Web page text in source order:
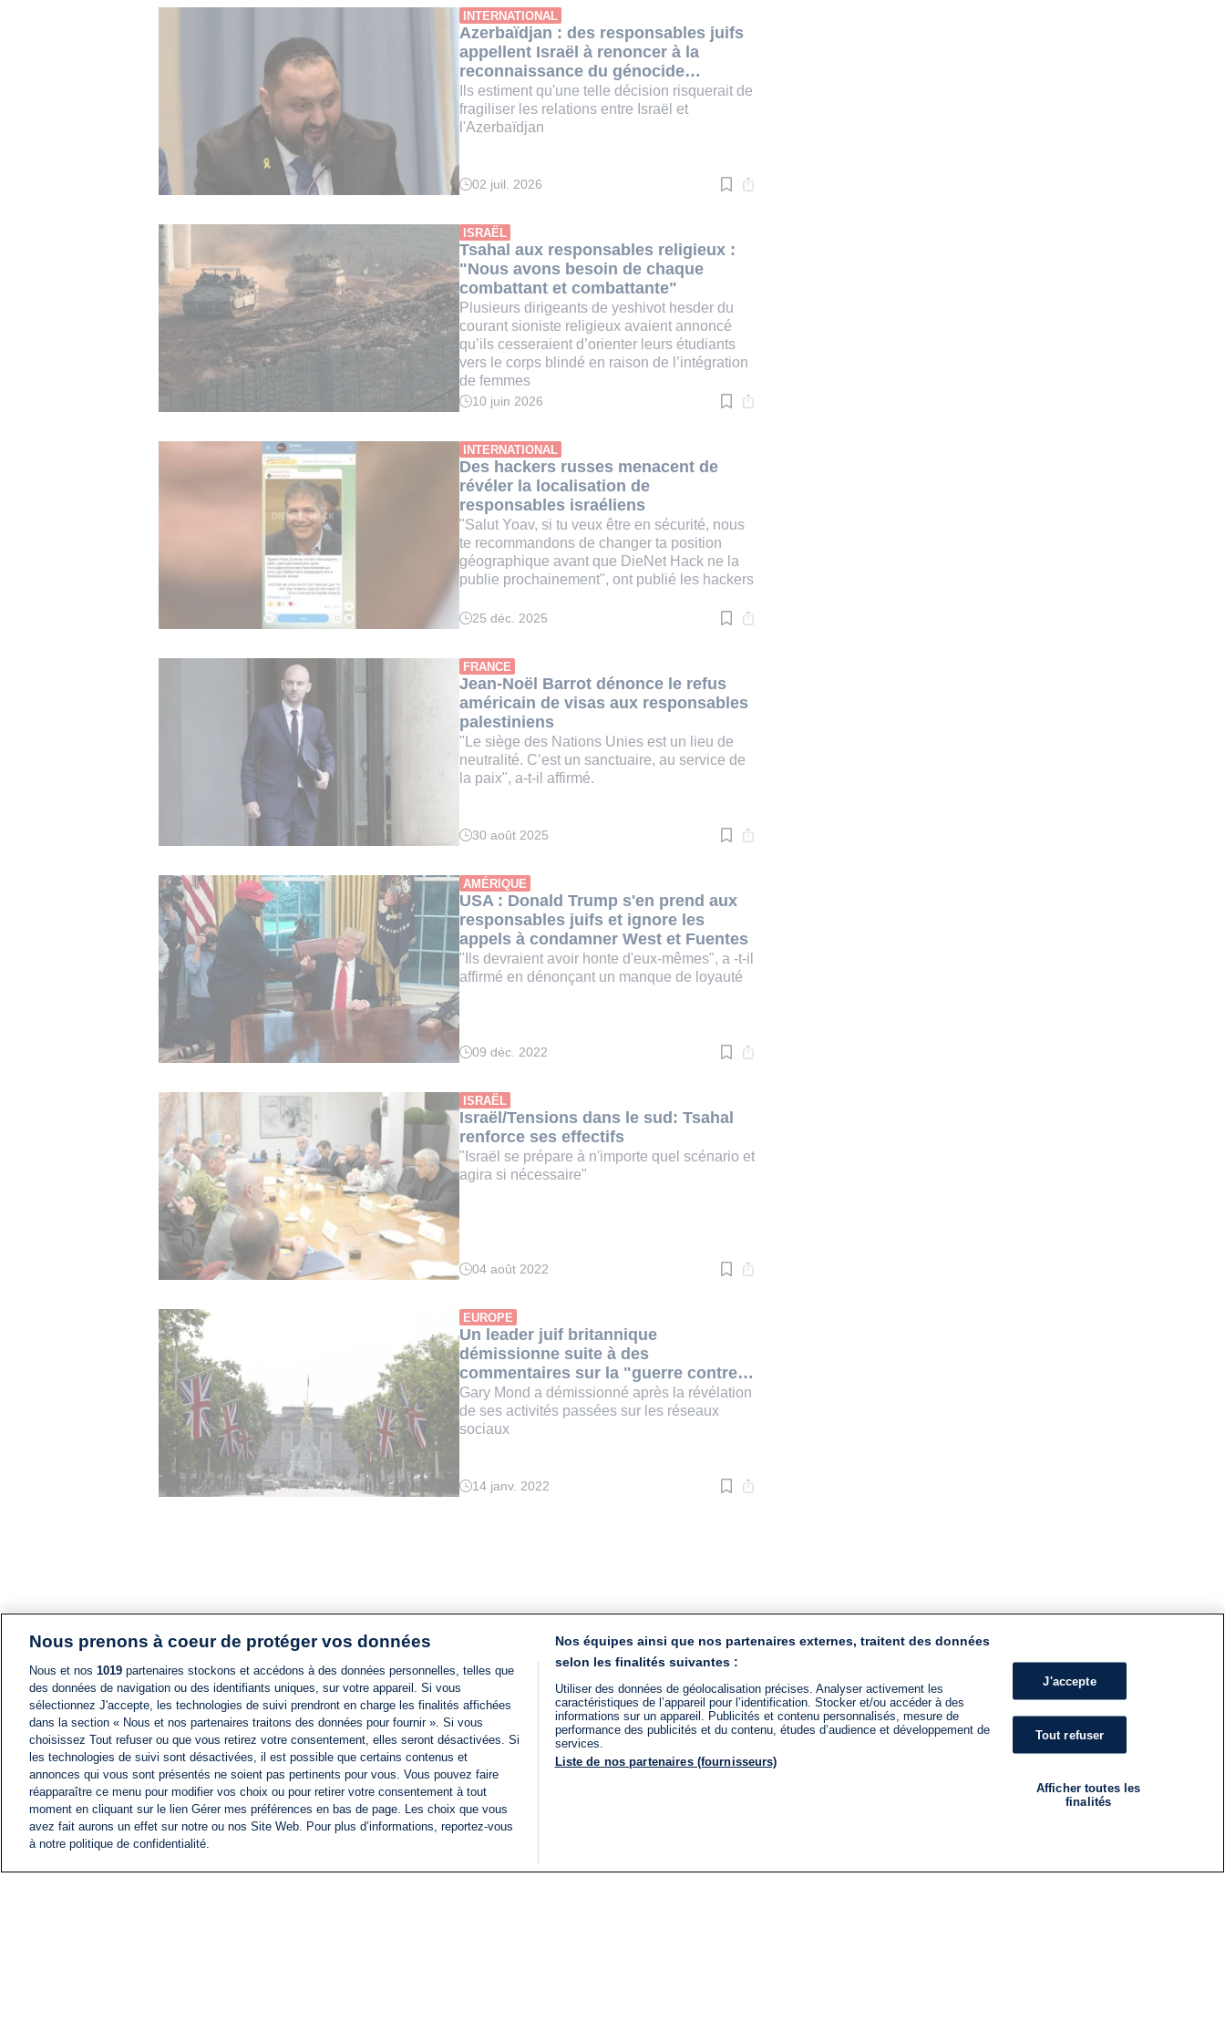
:
3
min.
INTERNATIONAL
Azerbaïdjan : des responsables juifs
appellent Israël à renoncer à la
reconnaissance du génocide
arménien
Ils estiment qu'une telle décision risquerait de
fragiliser les relations entre Israël et
l'Azerbaïdjan
Temps
:
3
min.
02 juil. 2026
ISRAËL
Tsahal aux responsables religieux :
"Nous avons besoin de chaque
combattant et combattante"
Plusieurs dirigeants de yeshivot hesder du
courant sioniste religieux avaient annoncé
qu’ils cesseraient d’orienter leurs étudiants
vers le corps blindé en raison de l’intégration
de femmes
Temps
:
3
min.
10 juin 2026
INTERNATIONAL
Des hackers russes menacent de
révéler la localisation de
responsables israéliens
"Salut Yoav, si tu veux être en sécurité, nous
te recommandons de changer ta position
géographique avant que DieNet Hack ne la
publie prochainement", ont publié les hackers
Temps
:
2
min.
25 déc. 2025
FRANCE
Jean-Noël Barrot dénonce le refus
américain de visas aux responsables
palestiniens
"Le siège des Nations Unies est un lieu de
neutralité. C’est un sanctuaire, au service de
la paix", a-t-il affirmé.
Temps
:
2
min.
30 août 2025
AMÉRIQUE
USA : Donald Trump s'en prend aux
responsables juifs et ignore les
appels à condamner West et Fuentes
"Ils devraient avoir honte d'eux-mêmes", a -t-il
affirmé en dénonçant un manque de loyauté
Temps
:
2
min.
09 déc. 2022
ISRAËL
Israël/Tensions dans le sud: Tsahal
renforce ses effectifs
"Israël se prépare à n'importe quel scénario et
agira si nécessaire"
Temps
:
4
min.
04 août 2022
EUROPE
Un leader juif britannique
démissionne suite à des
commentaires sur la "guerre contre
l'Islam"
Gary Mond a démissionné après la révélation
de ses activités passées sur les réseaux
sociaux
Temps
14 janv. 2022
Nous prenons à coeur de protéger vos données
Nous et nos 1019 partenaires stockons et accédons à des données personnelles, telles que
des données de navigation ou des identifiants uniques, sur votre appareil. Si vous
sélectionnez J'accepte, les technologies de suivi prendront en charge les finalités affichées
dans la section « Nous et nos partenaires traitons des données pour fournir ». Si vous
choisissez Tout refuser ou que vous retirez votre consentement, elles seront désactivées. Si
les technologies de suivi sont désactivées, il est possible que certains contenus et
annonces qui vous sont présentés ne soient pas pertinents pour vous. Vous pouvez faire
réapparaître ce menu pour modifier vos choix ou pour retirer votre consentement à tout
moment en cliquant sur le lien Gérer mes préférences en bas de page. Les choix que vous
avez fait aurons un effet sur notre ou nos Site Web. Pour plus d’informations, reportez-vous
à notre politique de confidentialité.
Nos équipes ainsi que nos partenaires externes, traitent des données
selon les finalités suivantes :
Utiliser des données de géolocalisation précises. Analyser activement les
caractéristiques de l’appareil pour l’identification. Stocker et/ou accéder à des
informations sur un appareil. Publicités et contenu personnalisés, mesure de
performance des publicités et du contenu, études d’audience et développement de
services.
Liste de nos partenaires (fournisseurs)
J'accepte
Tout refuser
Afficher toutes les
finalités